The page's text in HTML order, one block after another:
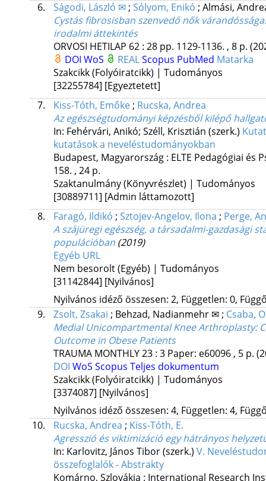
6.
Ságodi, László ✉; Sólyom, Enikó ; Almási,
Cystás fibrosisban szenvedő nők
irodalmi áttekintés
ORVOSI HETILAP 62: 28 pp. 1129-1136. , 8 p.
DOI WoS REALScopus PubMed Matarka
Szakcikk (Folyóiratcikk) | Tudományos
[32255784] [Egyeztetett]
7.
Kiss-Tóth, Emőke; Rucska, Andrea
Az egészségtudományi képzésből kilépő
In: Fehérvári, Anikó; Széll, Krisztián (szerk.)
kutatások a neveléstudományokban
Budapest, Magyarország : ELTE Pedagógiai és
158. , 24 p.
Szaktanulmány (Könyvrészlet) | Tudományos
[30889711] [Admin láttamozott]
8.
Faragó, Ildikó ; Sztojev-Angelov, Ilona ; Perge,
A szájüregi egészség, a társadalmi-gazdasági
populációban (2019)
Egyéb URL
Nem besorolt (Egyéb) | Tudományos
[31142844] [Nyilvános]
Nyilvános idéző összesen: 2, Független: 0,
9.
Zsolt, Zsakai ; Behzad, Nadianmehr ✉; Csaba,
Medial Unicompartmental Knee Arthroplasty:
Outcome in Obese Patients
TRAUMA MONTHLY23: 3 Paper: e60096 , 5 p.
DOI WoS Scopus Teljes dokumentum
Szakcikk (Folyóiratcikk) | Tudományos
[3374087] [Nyilvános]
Nyilvános idéző összesen: 4, Független: 4,
10.
Rucska, Andrea ; Kiss-Tóth, E.
Agresszió és viktimizáció egy hátrányos
In: Karlovitz, János Tibor (szerk.) V.
összefoglalók - Abstrakty
Komárno, Szlovákia : International Research